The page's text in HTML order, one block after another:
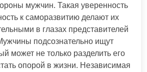
мужчин. Такая уверенность
к саморазвитию делают их
в глазах представителей
подсознательно ищут
может не только разделить его
опорой в жизни. Независимая